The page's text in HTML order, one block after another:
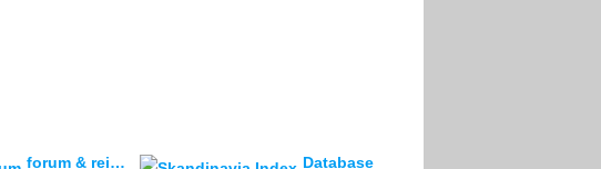
forum & reisebrev Database